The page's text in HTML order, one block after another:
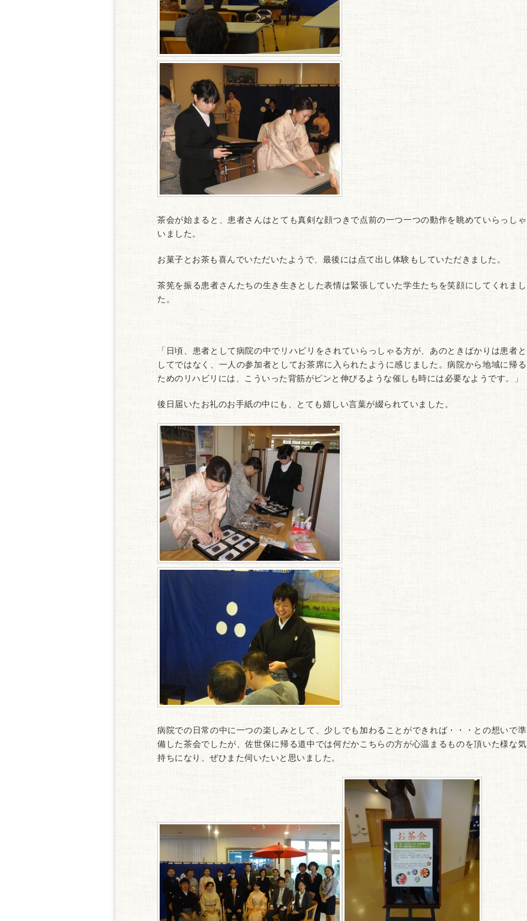
茶会が始まると、患者さんはとても真剣な顔つきで点前の一つ一つの動作を眺めていらっしゃ
いました。
お菓子とお茶も喜んでいただいたようで、最後には点て出し体験もしていただきました。
茶筅を振る患者さんたちの生き生きとした表情は緊張していた学生たちを笑顔にしてくれまし
た。
「日頃、患者として病院の中でリハビリをされていらっしゃる方が、あのときばかりは患者と
してではなく、一人の参加者としてお茶席に入られたように感じました。病院から地域に帰る
ためのリハビリには、こういった背筋がピンと伸びるような催しも時には必要なようです。」
後日届いたお礼のお手紙の中にも、とても嬉しい言葉が綴られていました。
病院での日常の中に一つの楽しみとして、少しでも加わることができれば・・・との想いで準
備した茶会でしたが、佐世保に帰る道中では何だかこちらの方が心温まるものを頂いた様な気
持ちになり、ぜひまた伺いたいと思いました。